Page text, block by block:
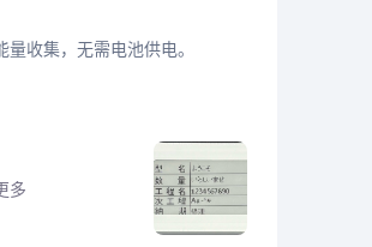
量收集，无需电池供电。
多